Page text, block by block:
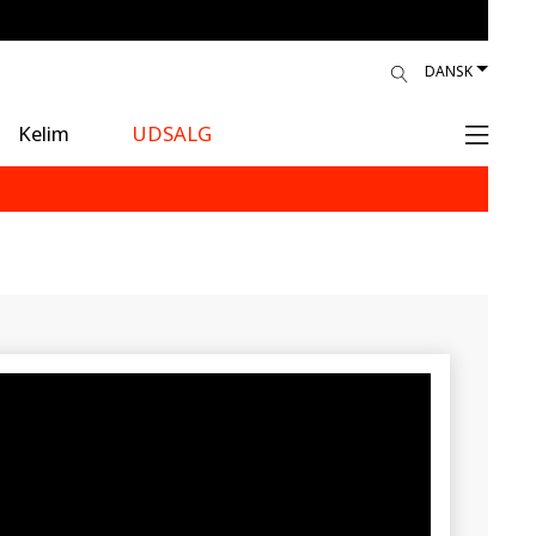
DANSK
Kelim
UDSALG